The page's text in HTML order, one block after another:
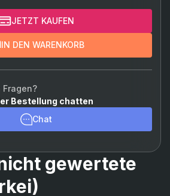
JETZT KAUFEN
IN DEN WARENKORB
Fragen?
Bestellung chatten
Chat
gewertete